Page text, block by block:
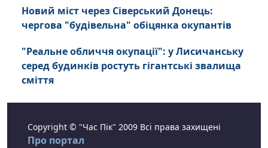
Новий міст через Сіверський Донець:
чергова "будівельна" обіцянка окупантів
"Реальне обличчя окупації": у Лисичанську
серед будинків ростуть гігантські звалища
сміття
Copyright © "Час Пік" 2009 Всі права захищені
Про портал